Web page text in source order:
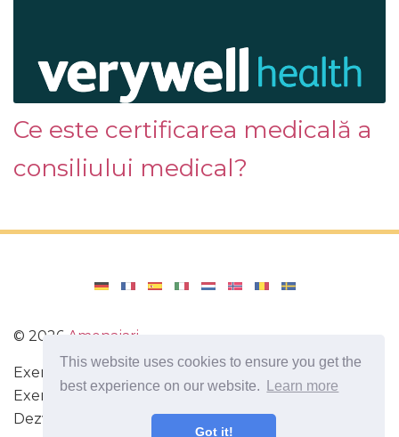
This website uses cookies to ensure you get the
best experience on our website.
Learn more
Got it!
Ce este certificarea medicală a
consiliului medical?
© 2026 Amenajari
Exercitarea. Diete și rețete pentru o dietă sănătoasă.
Exerciții pentru creier. Fapte interesante.
Dezvoltarea de sine. Fiți mai inteligenți și mai